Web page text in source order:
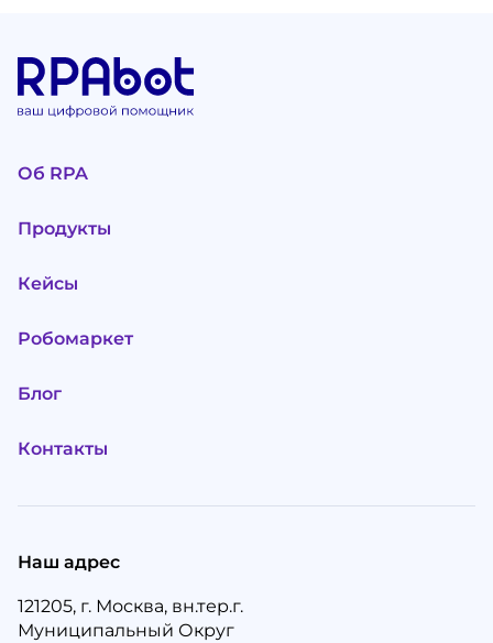
Об RPA
Продукты
Кейсы
Робомаркет
Блог
Контакты
Наш адрес
121205, г. Москва, вн.тер.г.
Муниципальный Округ